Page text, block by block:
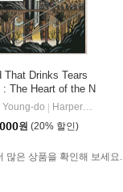
Inc
That Drinks Tears
: The Heart of the N
Young-do
HarperCollins Publishers
원 (20% 할인)
많은 상품을 확인해 보세요.